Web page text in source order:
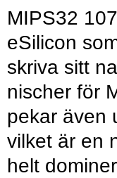
MIPS32
eSilicon
skriva sitt
nischer för
pekar även
vilket är en
helt